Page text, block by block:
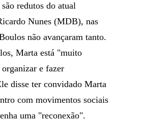
redutos do atual
Nunes (MDB), nas
não avançaram tanto.
Marta está "muito
e fazer
disse ter convidado Marta
com movimentos sociais
uma "reconexão".